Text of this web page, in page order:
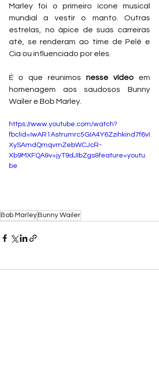
Marley foi o primeiro ícone musical
mundial a vestir o manto. Outras
estrelas, no ápice de suas carreiras
até, se renderam ao time de Pelé e
Cia ou influenciado por eles.
É o que reunimos nesse vídeo em
homenagem aos saudosos Bunny
Wailer e Bob Marley.
https://www.youtube.com/watch?
fbclid=IwAR1Astrumrc5GIA4Y6Zzihkind7f6vI
XySAmdQmqvmZebWCJcR-
Xb9MXFQA&v=jyT9dJIbZgs&feature=youtu.
be
Bob Marley Bunny Wailer